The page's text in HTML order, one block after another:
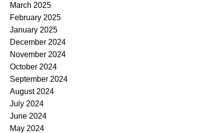
March 2025
February 2025
January 2025
December 2024
November 2024
October 2024
September 2024
August 2024
July 2024
June 2024
May 2024